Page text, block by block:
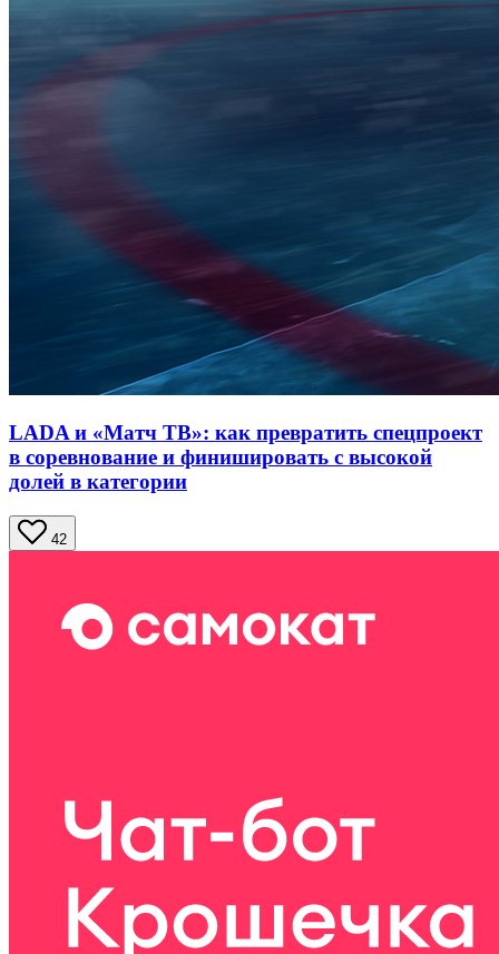
LADA и «Матч ТВ»: как превратить спецпроект
в соревнование и финишировать с высокой
долей в категории
42